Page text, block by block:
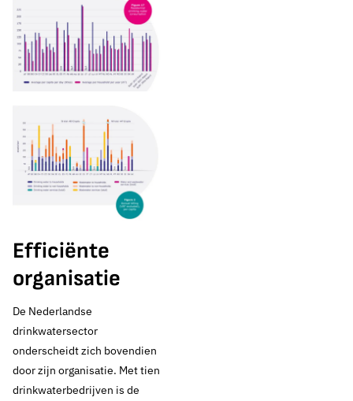
presteert sterk in
Europa,
investeringen en
bronbescherming
blijven hard nodig
Financiën, doelmatigheid en statistiek
Efficiënte
organisatie
De Nederlandse
drinkwatersector
onderscheidt zich bovendien
door zijn organisatie. Met tien
drinkwaterbedrijven is de